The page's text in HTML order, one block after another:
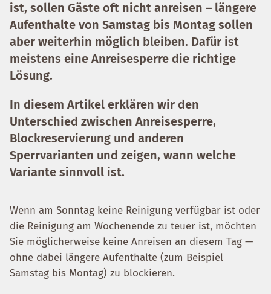
ist, sollen Gäste oft nicht anreisen – längere
Aufenthalte von Samstag bis Montag sollen
aber weiterhin möglich bleiben. Dafür ist
meistens eine Anreisesperre die richtige
Lösung.
In diesem Artikel erklären wir den
Unterschied zwischen Anreisesperre,
Blockreservierung und anderen
Sperrvarianten und zeigen, wann welche
Variante sinnvoll ist.
Wenn am Sonntag keine Reinigung verfügbar ist oder
die Reinigung am Wochenende zu teuer ist, möchten
Sie möglicherweise keine Anreisen an diesem Tag —
ohne dabei längere Aufenthalte (zum Beispiel
Samstag bis Montag) zu blockieren.